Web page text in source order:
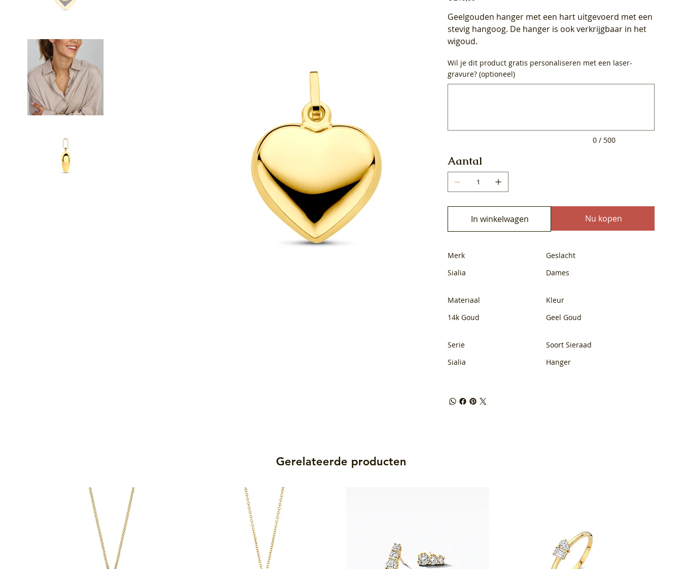
Geelgouden hanger met een hart uitgevoerd met een
stevig hangoog. De hanger is ook verkrijgbaar in het
wigoud.
Wil je dit product gratis personaliseren met een laser-
gravure? (optioneel)
0 / 500
Aantal
In winkelwagen Nu kopen
Merk
Sialia
Geslacht
Dames
Materiaal
14k Goud
Kleur
Geel Goud
Serie
Sialia
Soort Sieraad
Hanger
Gerelateerde producten